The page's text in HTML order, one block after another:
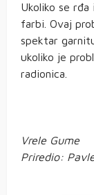
Ukoliko se rđa
farbi. Ovaj
spektar
ukoliko je
radionica.
Vrele Gume
Priredio: